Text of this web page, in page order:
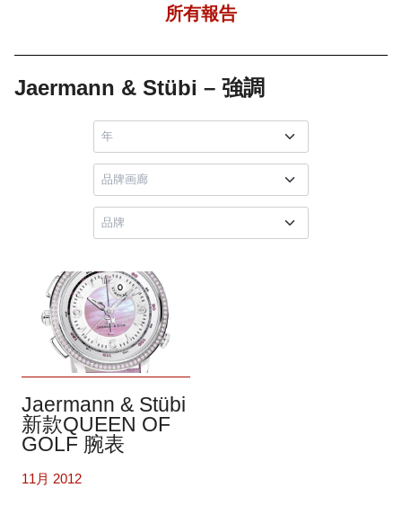
所有報告
Jaermann & Stübi – 強調
Jaermann & Stübi
新款QUEEN OF
GOLF 腕表
11月 2012